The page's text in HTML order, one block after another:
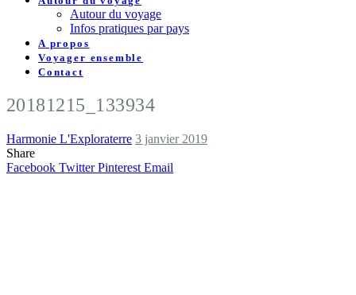
Autour du voyage
Infos pratiques par pays
A propos
Voyager ensemble
Contact
20181215_133934
Harmonie L'Exploraterre 3 janvier 2019
Share
Facebook Twitter Pinterest Email